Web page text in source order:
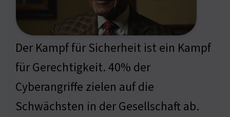
Der Kampf für Sicherheit ist ein Kampf
für Gerechtigkeit. 40% der
Cyberangriffe zielen auf die
Schwächsten in der Gesellschaft ab.